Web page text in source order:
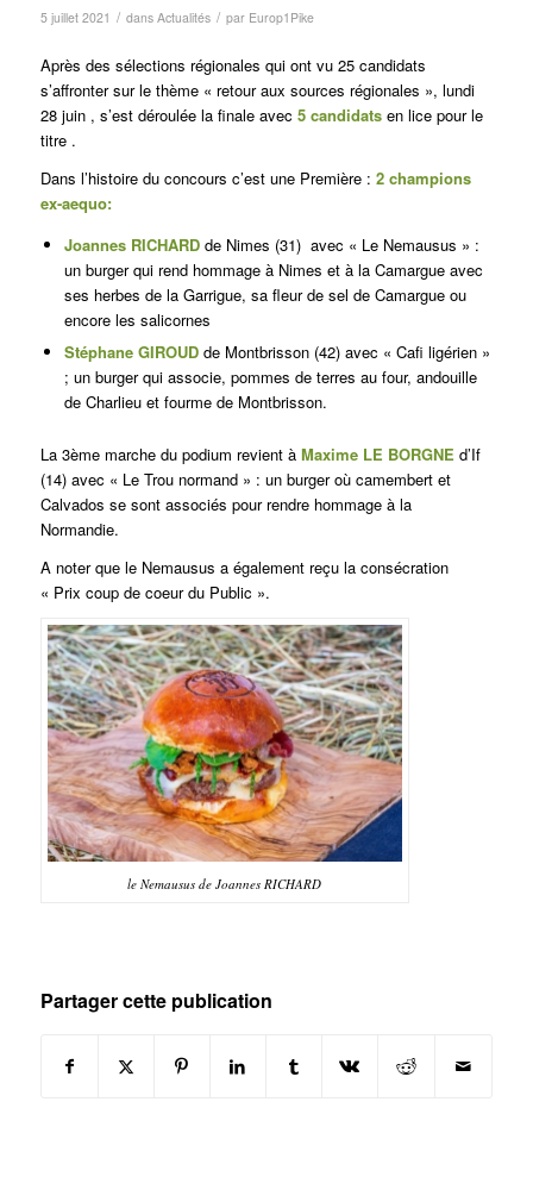
5 juillet 2021 / dans Actualités / par Europ1Pike
Après des sélections régionales qui ont vu 25 candidats
s’affronter sur le thème « retour aux sources régionales », lundi
28 juin , s’est déroulée la finale avec 5 candidatsen lice pour le
titre .
Dans l’histoire du concours c’est une Première : 2 champions
ex-aequo:
Joannes RICHARDde Nimes (31) avec « Le Nemausus » :
un burger qui rend hommage à Nimes et à la Camargue avec
ses herbes de la Garrigue, sa fleur de sel de Camargue ou
encore les salicornes
Stéphane GIROUDde Montbrisson (42) avec « Cafi ligérien »
; un burger qui associe, pommes de terres au four, andouille
de Charlieu et fourme de Montbrisson.
La 3ème marche du podium revient à Maxime LE BORGNE d’If
(14) avec « Le Trou normand » : un burger où camembert et
Calvados se sont associés pour rendre hommage à la
Normandie.
A noter que le Nemausus a également reçu la consécration
« Prix coup de coeur du Public ».
le Nemausus de Joannes RICHARD
Partager cette publication